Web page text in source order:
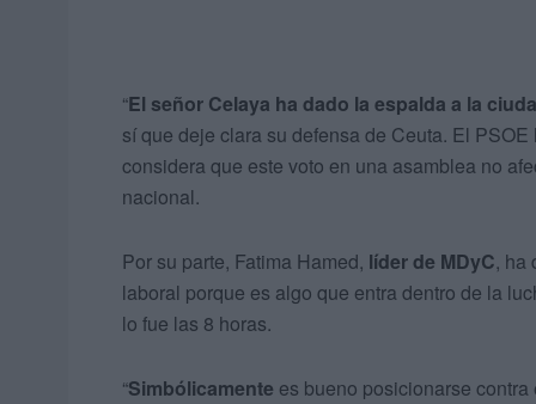
“El señor Celaya ha dado la espalda a la
sí que deje clara su defensa de Ceuta. El
considera que este voto en una asamblea no
nacional.
Por su parte, Fatima Hamed, líder de MDyC, ha
laboral porque es algo que entra dentro de la
lo fue las 8 horas.
“Simbólicamente es bueno posicionarse